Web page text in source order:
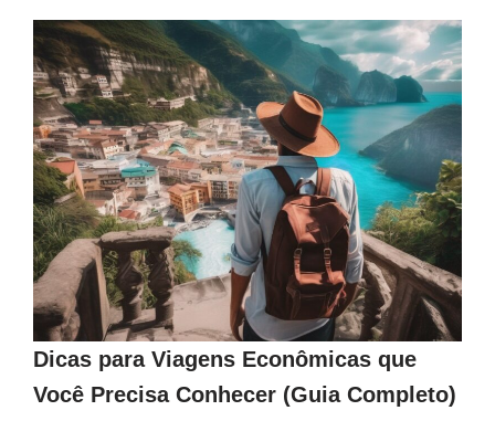
Dicas para Viagens Econômicas que
Você Precisa Conhecer (Guia Completo)